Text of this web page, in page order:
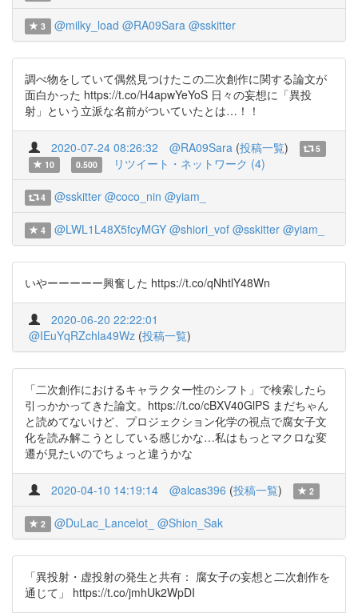
3 @milky_load @RA09Sara @sskitter
調べ物をしていて偶然見つけたこの二次創作に関する論文が
面白かった https://t.co/H4apwYeYoS 日々の妄想に「異投
射」という立派な名前がついていたとは…！！
2020-07-24 08:26:32 @RA09Sara (投稿一覧)
5
10
0.500 リツイート・ネットワーク (4)
4 @sskitter @coco_nin @yiam_
4 @LWL1L48X5fcyMGY @shiori_vof @sskitter @yiam_
いやーーーーー興奮した https://t.co/qNhtlY48Wn
2020-06-20 22:22:01
@IEuYqRZchla49Wz (投稿一覧)
「二次創作におけるキャラクター性のシフト」で検索したら
引っかかってきた論文。https://t.co/cBXV40GlPS まだちゃん
と読めてないけど、プロジェクション化学の視点で腐女子文
化を読み解こうとしている感じかな…私はもっとマクロな変
遷が見たいのでちょっと違うかな
2020-04-10 14:19:14 @alcas396 (投稿一覧) 2
2 @DuLac_Lancelot_ @Shion_Sak
「異投射・虚投射の発生と共有： 腐女子の妄想と二次創作を
通じて」 https://t.co/jmhUk2WpDI